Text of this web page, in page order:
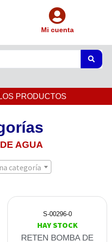
Mi cuenta
PRODUCTOS
AGUA
categoría
S-00296-0
HAY STOCK
RETEN BOMBA DE